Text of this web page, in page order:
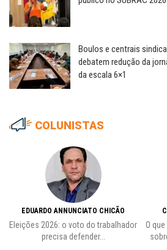
Boulos e centrais
debatem redução da
da escala 6×1
COLUNISTAS
EDUARDO ANNUNCIATO CHICÃO
Eleições 2026: o voto do trabalhador
precisa defender...
O